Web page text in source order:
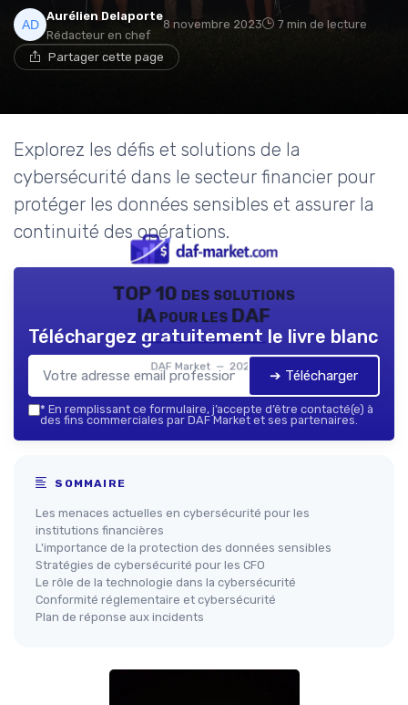
Aurélien Delaporte
Rédacteur en chef
8 novembre 2023 7 min de lecture
Partager cette page
Explorez les défis et solutions de la
cybersécurité dans le secteur financier pour
protéger les données sensibles et assurer la
continuité des opérations.
TOP 10 des solutions
IA pour les DAF
DAF Market — 2026
Téléchargez gratuitement le livre blanc
➔ Télécharger
* En remplissant ce formulaire, j’accepte d’être contacté(e) à
des fins commerciales par DAF Market et ses partenaires.
SOMMAIRE
Les menaces actuelles en cybersécurité pour les
institutions financières
L'importance de la protection des données sensibles
Stratégies de cybersécurité pour les CFO
Le rôle de la technologie dans la cybersécurité
Conformité réglementaire et cybersécurité
Plan de réponse aux incidents